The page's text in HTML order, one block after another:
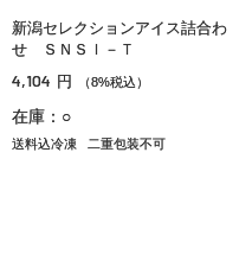
新潟セレクションアイス詰合わ
せ ＳＮＳＩ－Ｔ
4,104 円 （8%税込）
在庫：○
送料込冷凍 二重包装不可